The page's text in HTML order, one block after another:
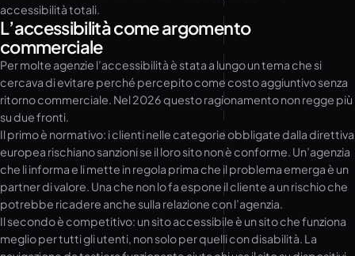
accessibilità totali.
L’accessibilità come argomento
commerciale
Per molte agenzie l’accessibilità è stata a lungo un tema che si
cercava di evitare perché percepito come costo aggiuntivo senza
ritorno commerciale. Nel 2026 questo ragionamento non regge più
su due fronti.
Il primo è normativo: i clienti nelle categorie obbligate dalla direttiva
europea rischiano sanzioni se il loro sito non è conforme. Un’agenzia
che li informa e li mette in regola prima che il problema emerga è un
partner di valore. Una che non lo fa espone il cliente a un rischio che
potrebbe ricadere anche sulla relazione con l’agenzia.
Il secondo è competitivo: un sito accessibile è un sito che funziona
meglio per tutti gli utenti, non solo per quelli con disabilità. La